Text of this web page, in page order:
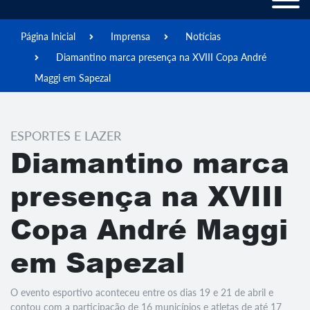
Página Inicial Imprensa
Notícias
Diamantino marca presença na XVIII Copa André
Maggi em Sapezal
ESPORTES E LAZER
Diamantino marca
presença na XVIII
Copa André Maggi
em Sapezal
O evento esportivo aconteceu entre os dias 19 e 21 de abril e
contou com a participação de 16 municípios e atletas de até 17